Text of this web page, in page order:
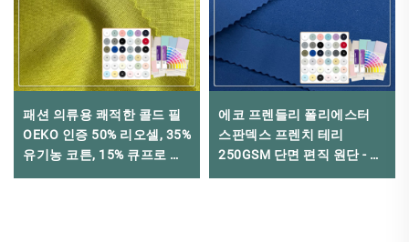
패션 의류용 쾌적한 콜드 필
OEKO 인증 50% 리오셀, 35%
유기농 코튼, 15% 큐프로 저
에코 프렌들리 폴리에스터
스판덱스 프렌치 테리
250GSM 단면 편직 원단 - 스